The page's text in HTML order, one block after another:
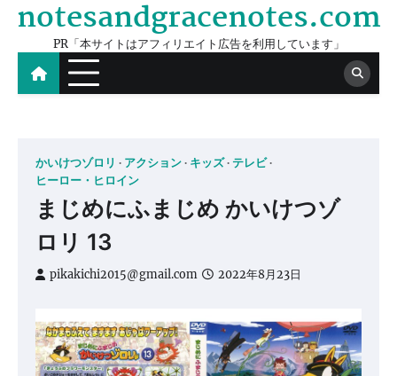
Skip
content
notesandgracenotes.com
PR「本サイトはアフィリエイト広告を利用しています」
かいけつゾロリ アクション キッズ
テレビ
ヒーロー・ヒロイン
まじめにふまじめ かいけつゾ
ロリ 13
pikakichi2015@gmail.com 2022年8月23日